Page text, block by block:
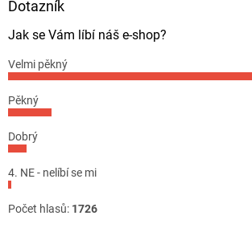
Dotazník
Jak se Vám líbí náš e-shop?
Velmi pěkný
Pěkný
Dobrý
4. NE - nelíbí se mi
Počet hlasů: 1726